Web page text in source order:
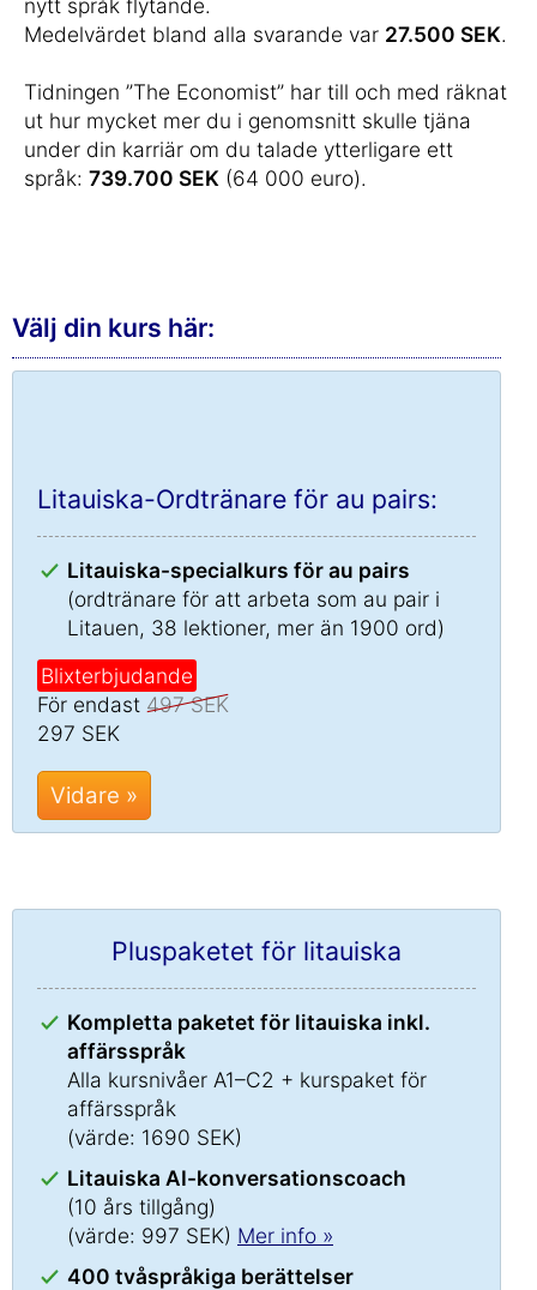
nytt språk flytande.
Medelvärdet bland alla svarande var 27.500 SEK.
Tidningen ”The Economist” har till och med räknat
ut hur mycket mer du i genomsnitt skulle tjäna
under din karriär om du talade ytterligare ett
språk: 739.700 SEK (64 000 euro).
Välj din kurs här:
Litauiska-Ordtränare för au pairs:
Litauiska-specialkurs för au pairs
(ordtränare för att arbeta som au pair i
Litauen, 38 lektioner, mer än 1900 ord)
Blixterbjudande
För endast 497 SEK
297 SEK
Vidare »
Pluspaketet för litauiska
Kompletta paketet för litauiska inkl.
affärsspråk
Alla kursnivåer A1–C2 + kurspaket för
affärsspråk
(värde: 1690 SEK)
Litauiska AI-konversationscoach
(10 års tillgång)
(värde: 997 SEK) Mer info »
400 tvåspråkiga berättelser